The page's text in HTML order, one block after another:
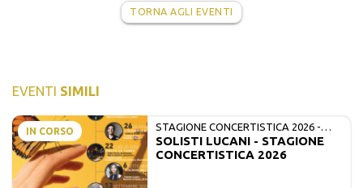
TORNA AGLI EVENTI
EVENTI SIMILI
IN CORSO
STAGIONE CONCERTISTICA 2026 -
MATE E SOLISTI LUCANI
SOLISTI LUCANI - STAGIONE
CONCERTISTICA 2026